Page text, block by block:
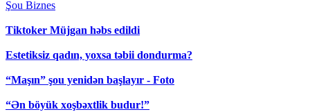
Şou Biznes
Tiktoker Müjgan həbs edildi
Estetiksiz qadın, yoxsa təbii dondurma?
“Maşın” şou yenidən başlayır - Foto
“Ən böyük xoşbəxtlik budur!”